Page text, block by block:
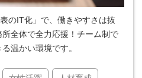
のIT化」で、働きやすさは抜
全体で全力応援！チーム制で
温かい環境です。